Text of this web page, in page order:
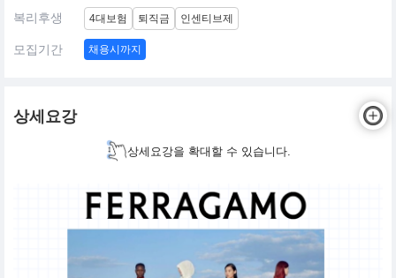
복리후생 4대보험 퇴직금 인센티브제
모집기간 채용시까지
상세요강
상세요강을 확대할 수 있습니다.